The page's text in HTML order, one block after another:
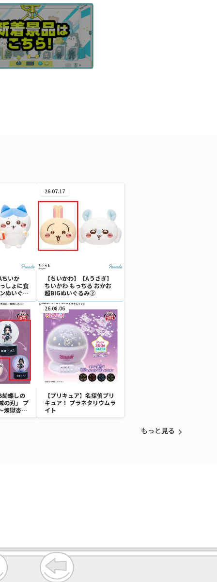
ちいか
しょに食
ぬいぐる
26.07.17
【ちいかわ】【Aうさぎ】
ちいかわ もっちる おかお
超BIGぬいぐるみ②
胡蝶しの
の刃」 プ
煉獄杏寿
26.08.06
【プリキュア】名探偵プリ
キュア！ プラネタリウムラ
イト
もっと見る